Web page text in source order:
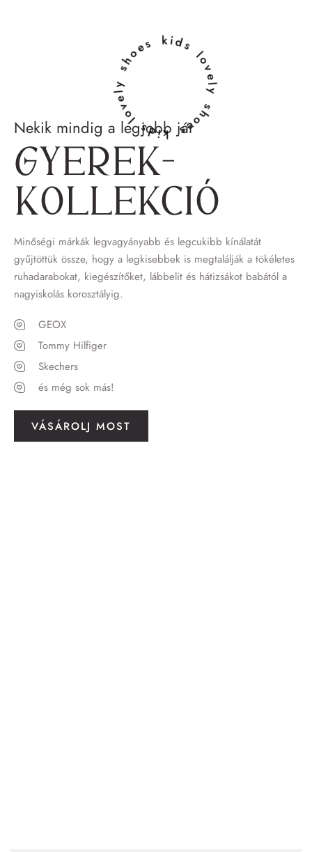
Nekik mindig a legjobb jár
Gyerek­
kollekció
Minőségi márkák legvagyányabb és legcukibb kínálatát
gyűjtöttük össze, hogy a legkisebbek is megtalálják a tökéletes
ruhadarabokat, kiegészítőket, lábbelit és hátizsákot babától a
nagyiskolás korosztályig.
GEOX
Tommy Hilfiger
Skechers
és még sok más!
VÁSÁROLJ MOST
lovely shoes kids lovely shoes kids